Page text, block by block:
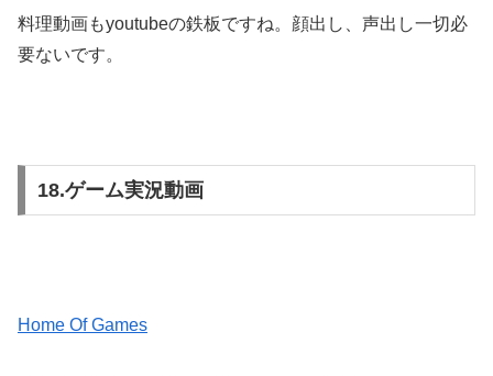
料理動画もyoutubeの鉄板ですね。顔出し、声出し一切必
要ないです。
18.ゲーム実況動画
Home Of Games